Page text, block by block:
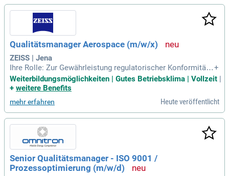
Qualitätsmanager Aerospace (m/w/x)
ZEISS | Jena
Ihre Rolle: Zur Gewährleistung regulatorischer Konformitäte
n und hoher Produktqualitäten für das luftfahrttechnische U
mfeld, suchen wir einen erfahrenen Qualitätsmanager (m/w/
+
Weiterbildungsmöglichkeiten | Gutes Betriebsklima | Vollzeit |
+ weitere Benefits
mehr erfahren Heute veröffentlicht
Senior Qualitätsmanager - ISO 9001 /
Prozessoptimierung (m/w/d)